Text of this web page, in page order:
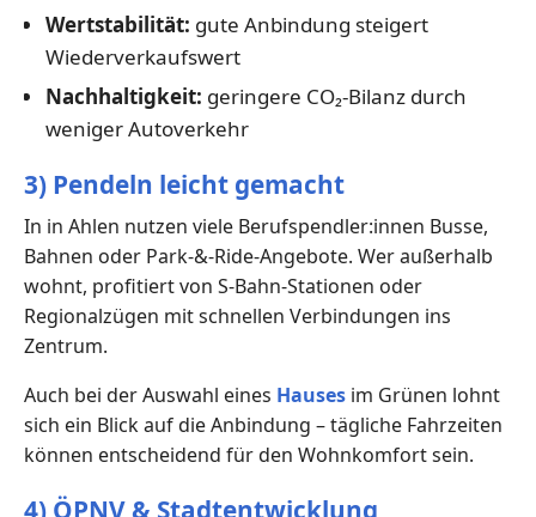
Wertstabilität: gute Anbindung steigert
Wiederverkaufswert
Nachhaltigkeit: geringere CO₂-Bilanz durch
weniger Autoverkehr
3) Pendeln leicht gemacht
In in Ahlen nutzen viele Berufspendler:innen Busse,
Bahnen oder Park-&-Ride-Angebote. Wer außerhalb
wohnt, profitiert von S-Bahn-Stationen oder
Regionalzügen mit schnellen Verbindungen ins
Zentrum.
Auch bei der Auswahl eines Hauses im Grünen lohnt
sich ein Blick auf die Anbindung – tägliche Fahrzeiten
können entscheidend für den Wohnkomfort sein.
4) ÖPNV & Stadtentwicklung